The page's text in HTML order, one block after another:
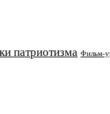
патриотизма Фильм-